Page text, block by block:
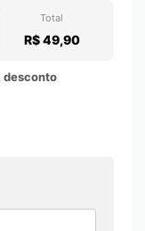
Total
R$ 49,90
desconto